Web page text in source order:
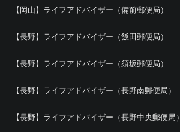
【岡山】ライフアドバイザー（備前郵便局）
【長野】ライフアドバイザー（飯田郵便局）
【長野】ライフアドバイザー（須坂郵便局）
【長野】ライフアドバイザー（長野南郵便局）
【長野】ライフアドバイザー（長野中央郵便局）